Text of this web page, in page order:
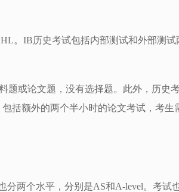
。IB历史考试包括内部测试和外部测
题或论文题，没有选择题。此外，历史
括额外的两个半小时的论文考试，考
分两个水平，分别是AS和A-level。考